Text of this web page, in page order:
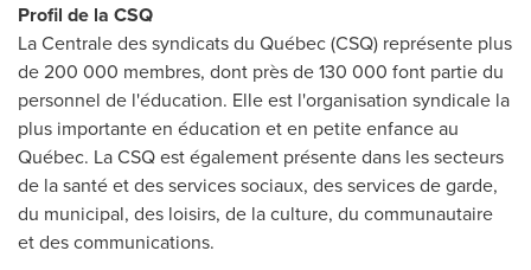
Profil de la CSQ
La Centrale des syndicats du Québec (CSQ) représente plus
de 200 000 membres, dont près de 130 000 font partie du
personnel de l'éducation. Elle est l'organisation syndicale la
plus importante en éducation et en petite enfance au
Québec. La CSQ est également présente dans les secteurs
de la santé et des services sociaux, des services de garde,
du municipal, des loisirs, de la culture, du communautaire
et des communications.